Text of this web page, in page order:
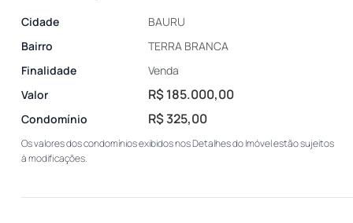
Cidade
BAURU
Bairro
TERRA BRANCA
Finalidade
Venda
Valor
R$ 185.000,00
Condomínio R$ 325,00
Os valores dos condomínios exibidos nos Detalhes do Imóvel estão sujeitos
à modificações.